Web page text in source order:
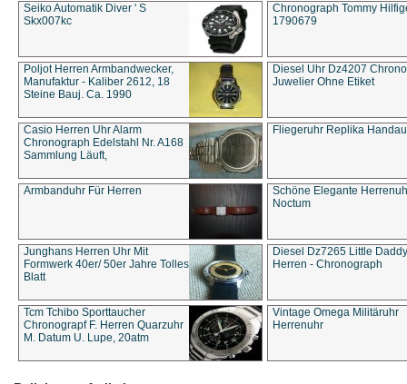
Seiko Automatik Diver ' S
Skx007kc
Chronograph Tommy
1790679
Poljot Herren Armbandwecker,
Manufaktur - Kaliber 2612, 18
Steine Bauj. Ca. 1990
Diesel Uhr Dz4207
Juwelier Ohne Etiket
Casio Herren Uhr Alarm
Chronograph Edelstahl Nr. A168
Sammlung Läuft,
Fliegeruhr Replika
Armbanduhr Für Herren
Schöne Elegante
Noctum
Junghans Herren Uhr Mit
Formwerk 40er/ 50er Jahre Tolles
Blatt
Diesel Dz7265 Little Daddy
Herren - Chronograph
Tcm Tchibo Sporttaucher
Chronograpf F. Herren Quarzuhr
M. Datum U. Lupe, 20atm
Vintage Omega Militäruhr
Herrenuhr